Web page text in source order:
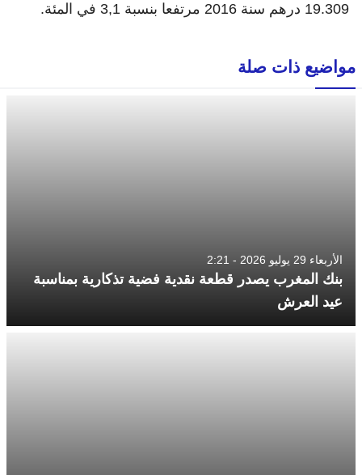
19.309 درهم سنة 2016 مرتفعا بنسبة 3,1 في المئة.
مواضيع ذات صلة
الأربعاء 29 يوليو 2026 - 2:21
بنك المغرب يصدر قطعة نقدية فضية تذكارية بمناسبة
عيد العرش